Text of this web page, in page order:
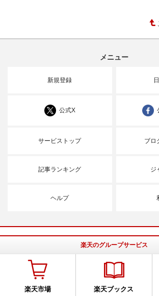
メニュー
新規登録
公式X
サービストップ ブロ
記事ランキング ジ
ヘルプ
楽天のグループサービス
楽天市場 楽天ブックス